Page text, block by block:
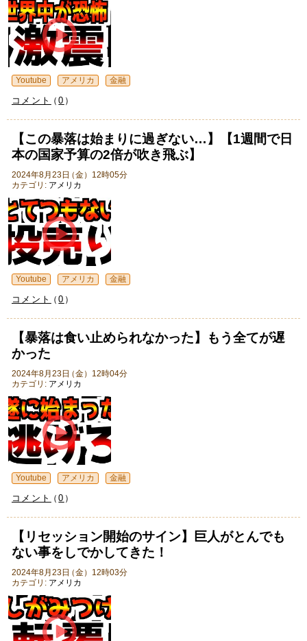
Youtube アメリカ 金融
コメント （0 ）
【この暴落は始まりに過ぎない…】【1週間で日
本の国家予算の2倍が吹き飛ぶ】
2024年8月23日（金） 12時05分
カテゴリ: アメリカ
Youtube アメリカ 金融
コメント （0 ）
【暴落は食い止められなかった】もう全てが遅
かった
2024年8月23日（金） 12時04分
カテゴリ: アメリカ
Youtube アメリカ 金融
コメント （0 ）
【リセッション開始のサイン】巨人がとんでも
ない事をしでかしてきた！
2024年8月23日（金） 12時03分
カテゴリ: アメリカ